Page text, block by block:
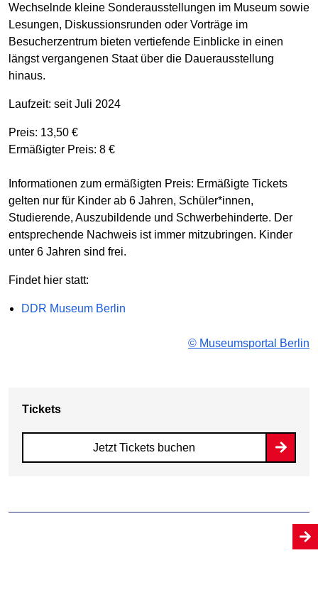
Wechselnde kleine Sonderausstellungen im Museum sowie
Lesungen, Diskussionsrunden oder Vorträge im
Besucherzentrum bieten vertiefende Einblicke in einen
längst vergangenen Staat über die Dauerausstellung
hinaus.
Laufzeit: seit Juli 2024
Preis: 13,50 €
Ermäßigter Preis: 8 €
Informationen zum ermäßigten Preis: Ermäßigte Tickets
gelten nur für Kinder ab 6 Jahren, Schüler*innen,
Studierende, Auszubildende und Schwerbehinderte. Der
entsprechende Nachweis ist immer mitzubringen. Kinder
unter 6 Jahren sind frei.
Findet hier statt:
DDR Museum Berlin
© Museumsportal Berlin
Tickets
Jetzt Tickets buchen